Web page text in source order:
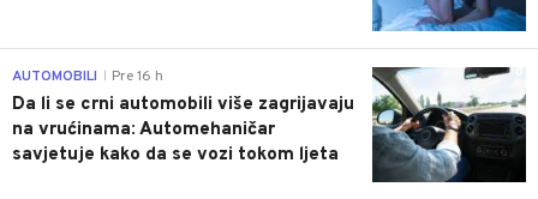
AUTOMOBILI Pre 16 h
Da li se crni automobili više zagrijavaju
na vrućinama: Automehaničar
savjetuje kako da se vozi tokom ljeta